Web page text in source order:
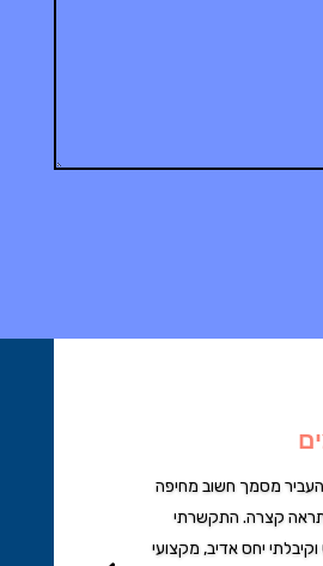
מסמך חשוב מחיפה
קצרה. התקשרתי
יחס אדיב, מקצועי